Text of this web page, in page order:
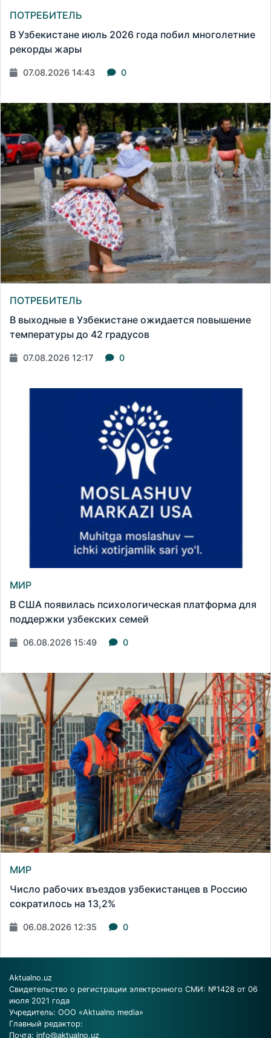
ПОТРЕБИТЕЛЬ
В Узбекистане июль 2026 года побил многолетние
рекорды жары
07.08.2026 14:43 0
ПОТРЕБИТЕЛЬ
В выходные в Узбекистане ожидается повышение
температуры до 42 градусов
07.08.2026 12:17 0
МИР
В США появилась психологическая платформа для
поддержки узбекских семей
06.08.2026 15:49 0
МИР
Число рабочих въездов узбекистанцев в Россию
сократилось на 13,2%
06.08.2026 12:35 0
Aktualno.uz
Свидетельство о регистрации электронного СМИ: №1428 от 06
июля 2021 года
Учредитель: ООО «Aktualno media»
Главный редактор:
Почта: info@aktualno.uz